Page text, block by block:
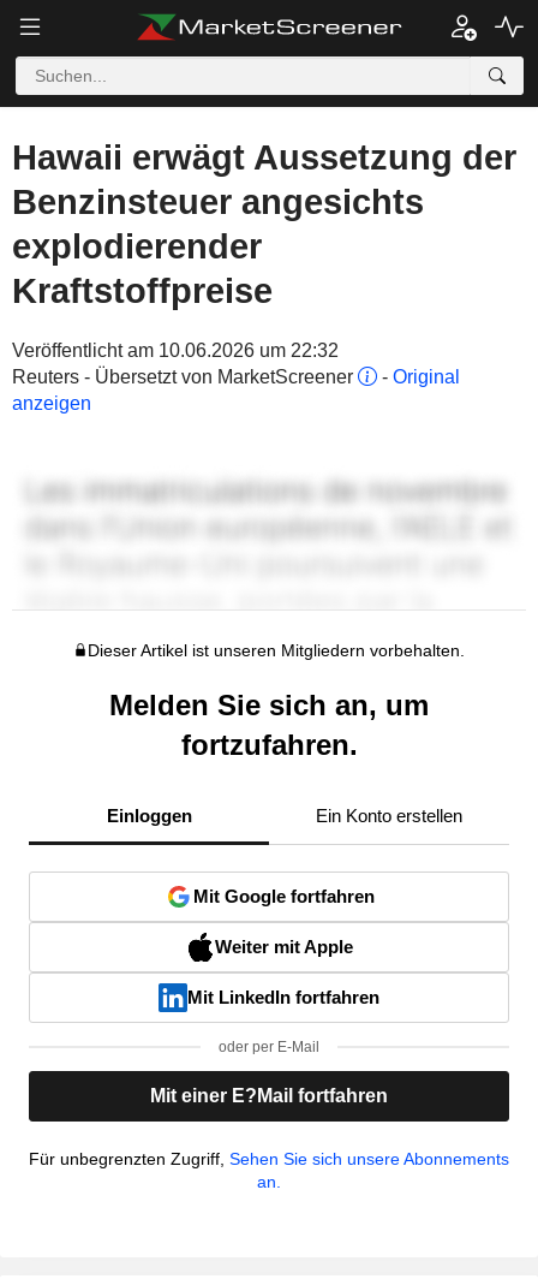
Hawaii erwägt Aussetzung der
Benzinsteuer angesichts
explodierender
Kraftstoffpreise
Veröffentlicht am 10.06.2026 um 22:32
Reuters - Übersetzt von MarketScreener
- Original
anzeigen
Dieser Artikel ist unseren Mitgliedern vorbehalten.
Melden Sie sich an, um
fortzufahren.
Einloggen Ein Konto erstellen
Mit Google fortfahren
Weiter mit Apple
Mit LinkedIn fortfahren
oder per E-Mail
Mit einer E?Mail fortfahren
Für unbegrenzten Zugriff, Sehen Sie sich unsere Abonnements
an.